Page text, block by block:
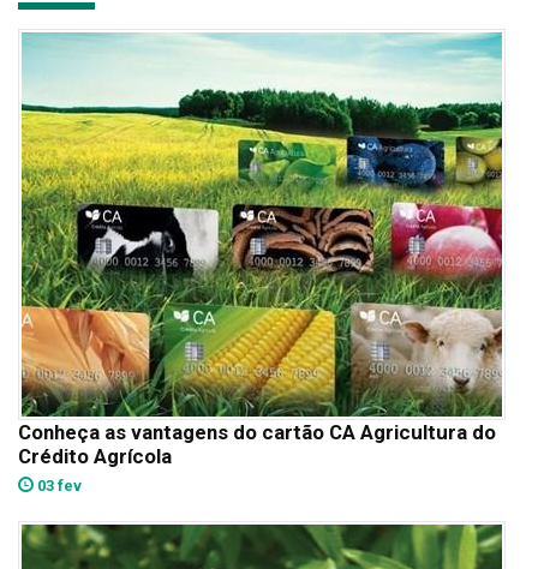
Conheça as vantagens do cartão CA Agricultura do
Crédito Agrícola
03 fev